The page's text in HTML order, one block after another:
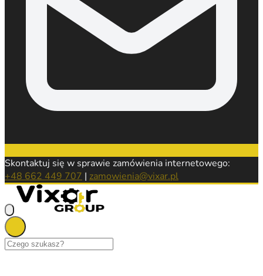
Skontaktuj się w sprawie zamówienia internetowego:
+48 662 449 707 | zamowienia@vixar.pl